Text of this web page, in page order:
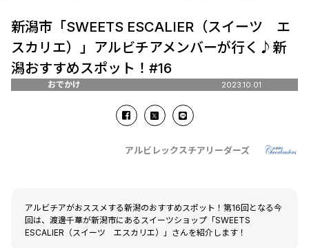
新潟市「SWEETS ESCALIER（スイーツ エ
スカリエ）」アルビチアメンバーが行く♪新
潟おすすめスポット！#16
おでかけ 2023.10.01
アルビレックスチアリーダーズ
アルビチアがおススメする新潟のおすすめスポット！第16回となる今
回は、渡邊千華が新潟市にあるスイーツショップ「SWEETS
ESCALIER（スイーツ エスカリエ）」さんを紹介します！